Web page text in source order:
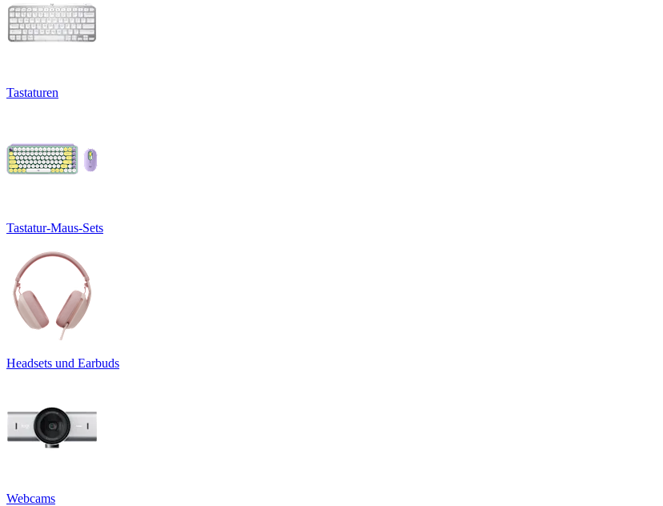
Tastaturen
Tastatur-Maus-Sets
Headsets und Earbuds
Webcams